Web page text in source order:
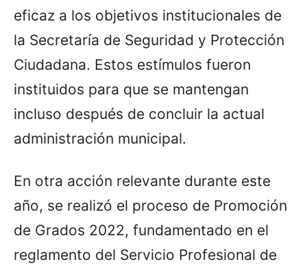
eficaz a los objetivos institucionales de
la Secretaría de Seguridad y Protección
Ciudadana. Estos estímulos fueron
instituidos para que se mantengan
incluso después de concluir la actual
administración municipal.
En otra acción relevante durante este
año, se realizó el proceso de Promoción
de Grados 2022, fundamentado en el
reglamento del Servicio Profesional de